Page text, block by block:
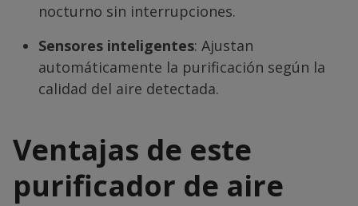
nocturno sin interrupciones.
Sensores inteligentes: Ajustan
automáticamente la purificación según la
calidad del aire detectada.
Ventajas de este
purificador de aire